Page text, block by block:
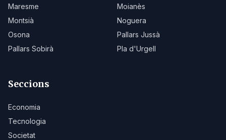
Maresme
Moianès
Montsià
Noguera
Osona
Pallars Jussà
Pallars Sobirà
Pla d'Urgell
Seccions
Economia
Tecnologia
Societat